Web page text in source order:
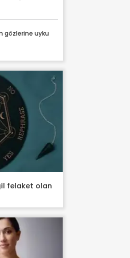
gözlerine uyku
felaket olan